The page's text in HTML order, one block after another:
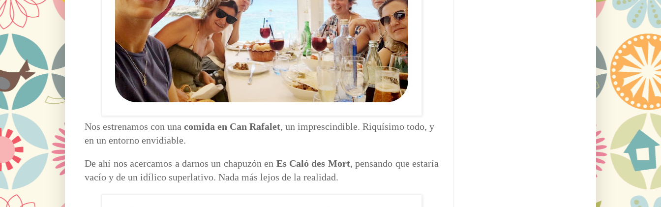
Nos estrenamos con una comida en Can Rafalet, un imprescindible. Riquísimo todo, y
en un entorno envidiable.
De ahí nos acercamos a darnos un chapuzón en Es Caló des Mort, pensando que estaría
vacío y de un idílico superlativo. Nada más lejos de la realidad.